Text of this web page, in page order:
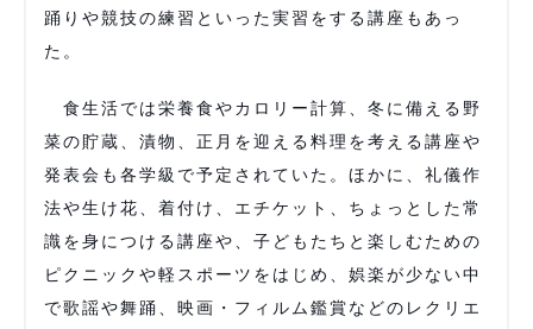
踊りや競技の練習といった実習をする講座もあっ
た。
食生活では栄養食やカロリー計算、冬に備える野
菜の貯蔵、漬物、正月を迎える料理を考える講座や
発表会も各学級で予定されていた。ほかに、礼儀作
法や生け花、着付け、エチケット、ちょっとした常
識を身につける講座や、子どもたちと楽しむための
ピクニックや軽スポーツをはじめ、娯楽が少ない中
で歌謡や舞踊、映画・フィルム鑑賞などのレクリエ